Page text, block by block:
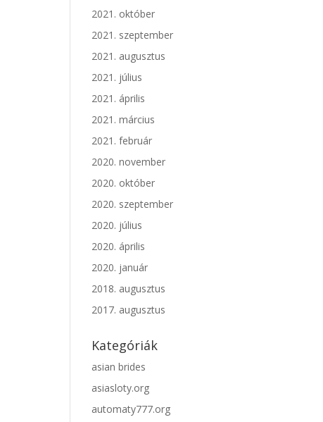
2021. október
2021. szeptember
2021. augusztus
2021. július
2021. április
2021. március
2021. február
2020. november
2020. október
2020. szeptember
2020. július
2020. április
2020. január
2018. augusztus
2017. augusztus
Kategóriák
asian brides
asiasloty.org
automaty777.org